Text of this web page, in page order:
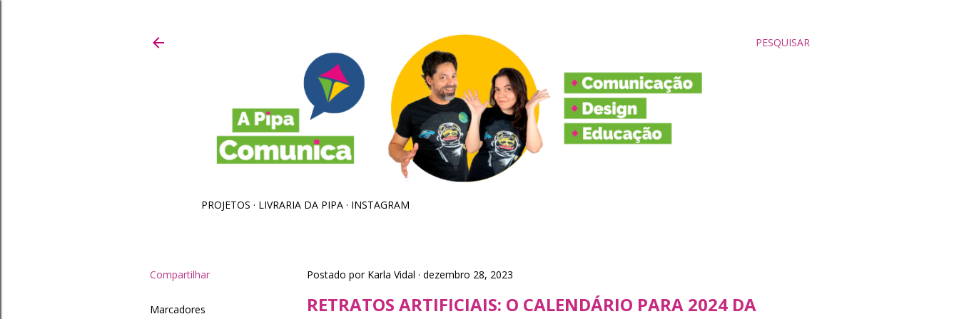
PESQUISAR
PROJETOS LIVRARIA DA PIPA INSTAGRAM
Compartilhar
Marcadores
Postado por Karla Vidal dezembro 28, 2023
RETRATOS ARTIFICIAIS: O CALENDÁRIO PARA 2024 DA